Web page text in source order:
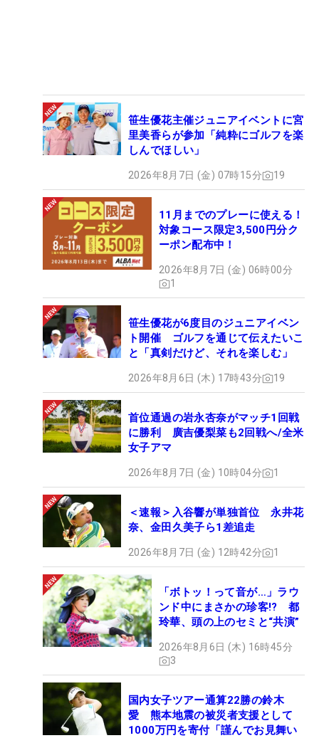
笹生優花主催ジュニアイベントに宮
里美香らが参加「純粋にゴルフを楽
しんでほしい」
2026年8月7日 (金) 07時15分 19
11月までのプレーに使える！
対象コース限定3,500円分ク
ーポン配布中！
2026年8月7日 (金) 06時00分
1
笹生優花が6度目のジュニアイベン
ト開催 ゴルフを通じて伝えたいこ
と「真剣だけど、それを楽しむ」
2026年8月6日 (木) 17時43分 19
首位通過の岩永杏奈がマッチ1回戦
に勝利 廣吉優梨菜も2回戦へ/全米
女子アマ
2026年8月7日 (金) 10時04分 1
＜速報＞入谷響が単独首位 永井花
奈、金田久美子ら1差追走
2026年8月7日 (金) 12時42分 1
「ボトッ！って音が…」ラウ
ンド中にまさかの珍客!? 都
玲華、頭の上のセミと“共演”
2026年8月6日 (木) 16時45分
3
国内女子ツアー通算22勝の鈴木
愛 熊本地震の被災者支援として
1000万円を寄付「謹んでお見舞い